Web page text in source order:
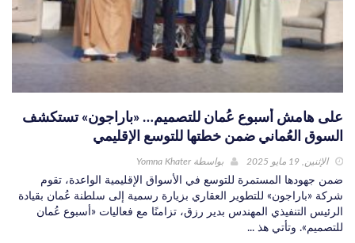
على هامش أسبوع عُمان للتصميم… «باراجون» تستكشف
السوق العُماني ضمن خطتها للتوسع الإقليمي
الإثنين, 19 مايو 2025 بواسطة Yomna Khater
ضمن جهودها المستمرة للتوسع في الأسواق الإقليمية الواعدة، تقوم
شركة «باراجون» للتطوير العقاري بزيارة رسمية إلى سلطنة عُمان بقيادة
الرئيس التنفيذي المهندس بدير رزق، تزامنًا مع فعاليات «أسبوع عُمان
للتصميم». وتأتي هذ ...